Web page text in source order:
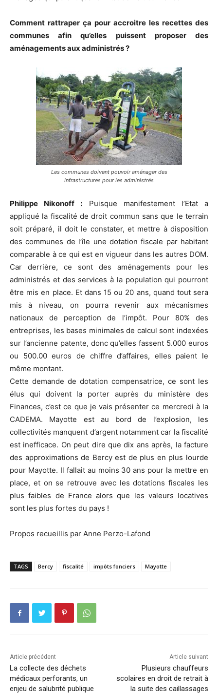
Comment rattraper ça pour accroitre les recettes des
communes afin qu’elles puissent proposer des
aménagements aux administrés ?
Les communes doivent pouvoir aménager des
infrastructures pour les administrés
Philippe Nikonoff : Puisque manifestement l’Etat a
appliqué la fiscalité de droit commun sans que le terrain
soit préparé, il doit le constater, et mettre à disposition
des communes de l’île une dotation fiscale par habitant
comparable à ce qui est en vigueur dans les autres DOM.
Car derrière, ce sont des aménagements pour les
administrés et des services à la population qui pourront
être mis en place. Et dans 15 ou 20 ans, quand tout sera
mis à niveau, on pourra revenir aux mécanismes
nationaux de perception de l’impôt. Pour 80% des
entreprises, les bases minimales de calcul sont indexées
sur l’ancienne patente, donc qu’elles fassent 5.000 euros
ou 500.00 euros de chiffre d’affaires, elles paient le
même montant.
Cette demande de dotation compensatrice, ce sont les
élus qui doivent la porter auprès du ministère des
Finances, c’est ce que je vais présenter ce mercredi à la
CADEMA. Mayotte est au bord de l’explosion, les
collectivités manquent d’argent notamment car la fiscalité
est inefficace. On peut dire que dix ans après, la facture
des approximations de Bercy est de plus en plus lourde
pour Mayotte. Il fallait au moins 30 ans pour la mettre en
place, et on se retrouve avec les dotations fiscales les
plus faibles de France alors que les valeurs locatives
sont les plus fortes du pays !
Propos recueillis par Anne Perzo-Lafond
TAGS Bercy fiscalité impôts fonciers Mayotte
Article précédent
La collecte des déchets
médicaux perforants, un
enjeu de salubrité publique
Article suivant
Plusieurs chauffeurs
scolaires en droit de retrait à
la suite des caillassages